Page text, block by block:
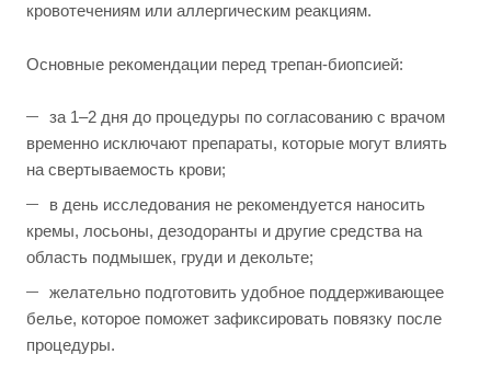
кровотечениям или аллергическим реакциям.
Основные рекомендации перед трепан-биопсией:
за 1–2 дня до процедуры по согласованию с врачом
временно исключают препараты, которые могут влиять
на свертываемость крови;
в день исследования не рекомендуется наносить
кремы, лосьоны, дезодоранты и другие средства на
область подмышек, груди и декольте;
желательно подготовить удобное поддерживающее
белье, которое поможет зафиксировать повязку после
процедуры.